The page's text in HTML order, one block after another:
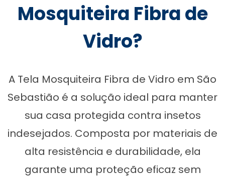
Mosquiteira Fibra de
Vidro?
A Tela Mosquiteira Fibra de Vidro em São
Sebastião é a solução ideal para manter
sua casa protegida contra insetos
indesejados. Composta por materiais de
alta resistência e durabilidade, ela
garante uma proteção eficaz sem